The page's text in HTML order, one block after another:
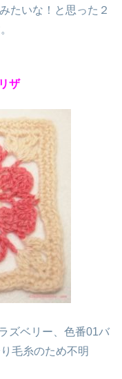
たいな！と思った２
ザ
ズベリー、色番01バ
毛糸のため不明